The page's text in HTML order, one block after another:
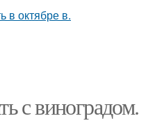
с виноградом.